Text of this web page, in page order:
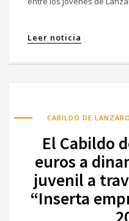
Leer noticia
CABILDO DE
El Cabildo
euros a
juvenil a
“Inserta